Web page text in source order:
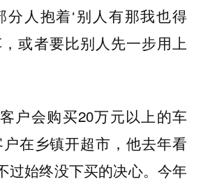
分人抱着‘别人有那我也得
或者要比别人先一步用上
户会购买20万元以上的车
在乡镇开超市，他去年看
过始终没下买的决心。今年